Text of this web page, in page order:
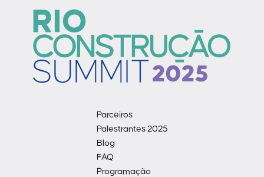
Parceiros
Palestrantes 2025
Blog
FAQ
Programação